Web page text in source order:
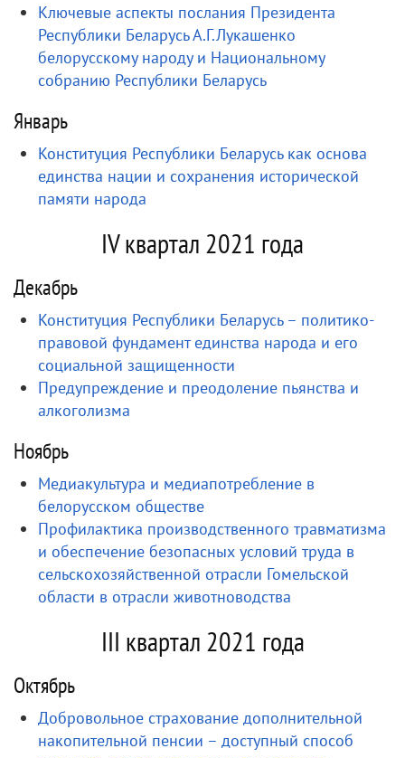
Ключевые аспекты послания Президента
Республики Беларусь А.Г.Лукашенко
белорусскому народу и Национальному
собранию Республики Беларусь
Январь
Конституция Республики Беларусь как основа
единства нации и сохранения исторической
памяти народа
IV квартал 2021 года
Декабрь
Конституция Республики Беларусь – политико-
правовой фундамент единства народа и его
социальной защищенности
Предупреждение и преодоление пьянства и
алкоголизма
Ноябрь
Медиакультура и медиапотребление в
белорусском обществе
Профилактика производственного травматизма
и обеспечение безопасных условий труда в
сельскохозяйственной отрасли Гомельской
области в отрасли животноводства
III квартал 2021 года
Октябрь
Добровольное страхование дополнительной
накопительной пенсии – доступный способ